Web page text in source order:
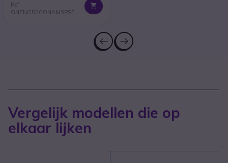
Ref:
GNENG55CONAMSPSE
Vergelijk modellen die op
elkaar lijken